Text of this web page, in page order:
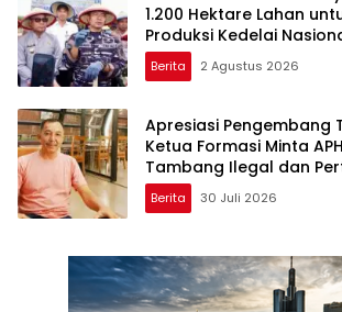
1.200 Hektare Lahan
Produksi Kedelai
Berita 2 Agustus 2026
Apresiasi Pengembang
Ketua Formasi Minta
Tambang Ilegal dan
Perizinan di Gambor
Berita 30 Juli 2026